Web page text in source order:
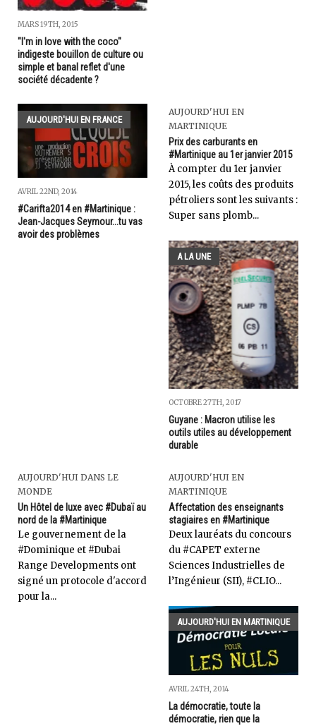
MARS 19TH, 2015
"I'm in love with the coco"
indigeste bouillon de culture ou
simple et banal reflet d'une
société décadente ?
AUJOURD'HUI EN FRANCE
AVRIL 22ND, 2014
#Carifta2014 en #Martinique :
Jean-Jacques Seymour...tu vas
avoir des problèmes
AUJOURD'HUI EN
MARTINIQUE
Prix des carburants en
#Martinique au 1er janvier 2015
À compter du 1er janvier
2015, les coûts des produits
pétroliers sont les suivants :
Super sans plomb...
A LA UNE
OCTOBRE 27TH, 2017
Guyane : Macron utilise les
outils utiles au développement
durable
AUJOURD'HUI DANS LE
MONDE
Un Hôtel de luxe avec #Dubaï au
nord de la #Martinique
Le gouvernement de la
#Dominique et #Dubai
Range Developments ont
signé un protocole d'accord
pour la...
AUJOURD'HUI EN
MARTINIQUE
Affectation des enseignants
stagiaires en #Martinique
Deux lauréats du concours
du #CAPET externe
Sciences Industrielles de
l’Ingénieur (SII), #CLIO...
AUJOURD'HUI EN MARTINIQUE
AVRIL 24TH, 2014
La démocratie, toute la
démocratie, rien que la